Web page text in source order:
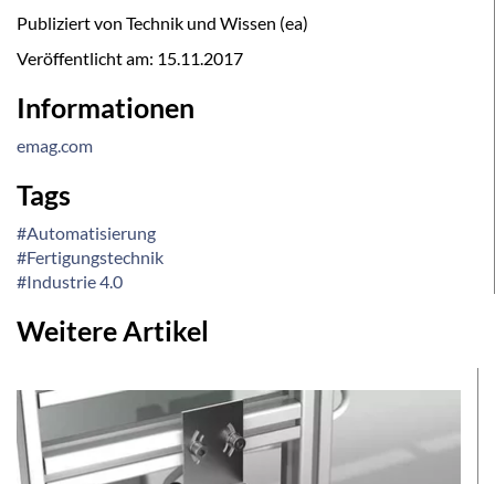
Publiziert von Technik und Wissen (ea)
Veröffentlicht am: 15.11.2017
Informationen
emag.com
Tags
#Automatisierung
#Fertigungstechnik
#Industrie 4.0
Weitere Artikel